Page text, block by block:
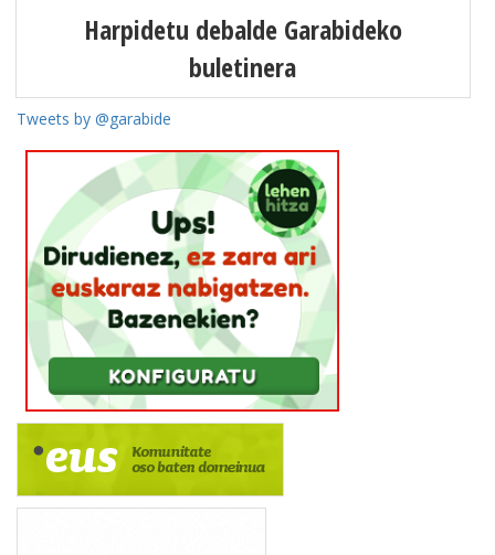
Harpidetu debalde Garabideko
buletinera
Tweets by @garabide